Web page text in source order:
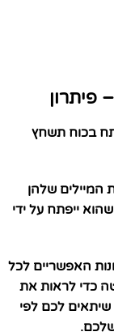
בכוח תשחץ
המיילים שלהן
ייפתח על ידי
האפשריים לכל
כדי לראות את
שיתאים לכם לפי